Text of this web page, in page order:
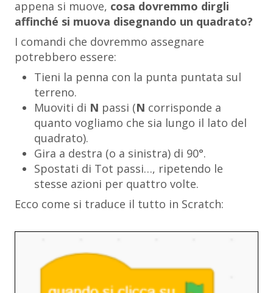
appena si muove, cosa dovremmo dirgli
affinché si muova disegnando un quadrato?
I comandi che dovremmo assegnare
potrebbero essere:
Tieni la penna con la punta puntata sul
terreno.
Muoviti di N passi (N corrisponde a
quanto vogliamo che sia lungo il lato del
quadrato).
Gira a destra (o a sinistra) di 90°.
Spostati di Tot passi…, ripetendo le
stesse azioni per quattro volte.
Ecco come si traduce il tutto in Scratch: